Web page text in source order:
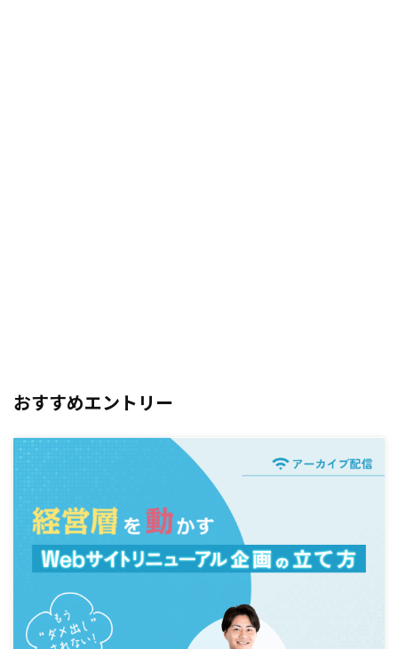
おすすめエントリー